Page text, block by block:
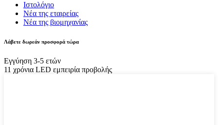
Ιστολόγιο
Νέα της εταιρείας
Νέα της βιομηχανίας
Λάβετε δωρεάν προσφορά τώρα
Εγγύηση 3-5 ετών
11 χρόνια LED εμπειρία προβολής